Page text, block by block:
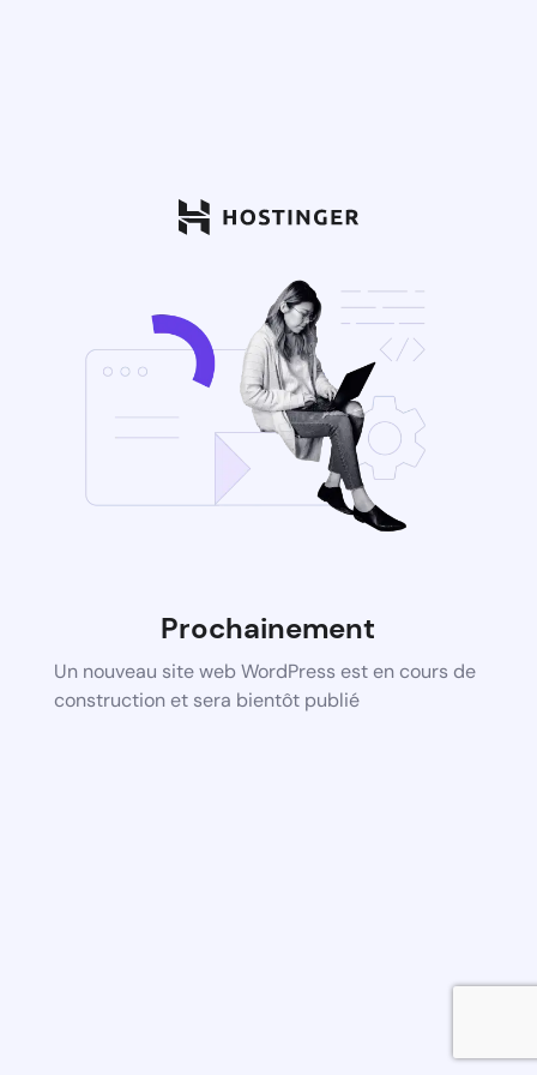
Prochainement
Un nouveau site web WordPress est en cours de
construction et sera bientôt publié